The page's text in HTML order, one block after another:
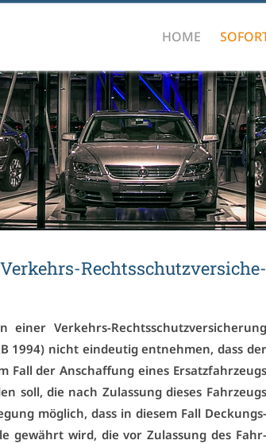
HOME
Rechts­schutz­ver­si­che­
ei­ner Ver­kehrs-Rechts­schutz­ver­si­che­rung
1994) nicht ein­deu­tig ent­neh­men, dass der
Fall der An­schaf­fung ei­nes Er­satz­fahr­zeugs
soll, die nach Zu­las­sung die­ses Fahr­zeugs
mög­lich, dass in die­sem Fall De­ckungs­
ge­währt wird, die vor Zu­las­sung des Fahr­